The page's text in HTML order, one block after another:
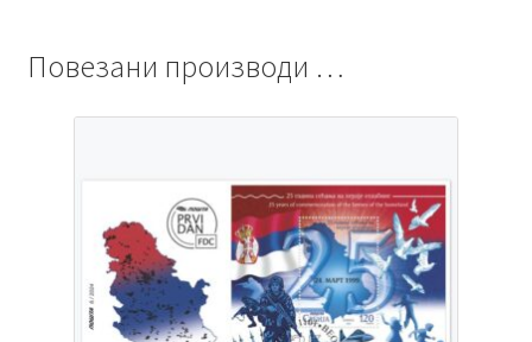
Повезани производи …